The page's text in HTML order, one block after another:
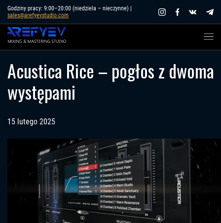
Skip
content
Godziny pracy: 9:00–20:00 (niedziela – nieczynne) |
sales@arefyevstudio.com
Acustica Rice – pogłos z dwoma
występami
15 lutego 2025